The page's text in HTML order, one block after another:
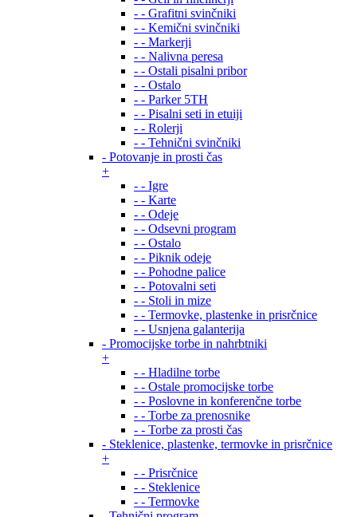
- - Grafitni svinčniki
- - Kemični svinčniki
- - Markerji
- - Nalivna peresa
- - Ostali pisalni pribor
- - Ostalo
- - Parker 5TH
- - Pisalni seti in etuiji
- - Rolerji
- - Tehnični svinčniki
- Potovanje in prosti čas
+
- - Igre
- - Karte
- - Odeje
- - Odsevni program
- - Ostalo
- - Piknik odeje
- - Pohodne palice
- - Potovalni seti
- - Stoli in mize
- - Termovke, plastenke in prisrčnice
- - Usnjena galanterija
- Promocijske torbe in nahrbtniki
+
- - Hladilne torbe
- - Ostale promocijske torbe
- - Poslovne in konferenčne torbe
- - Torbe za prenosnike
- - Torbe za prosti čas
- Steklenice, plastenke, termovke in prisrčnice
+
- - Prisrčnice
- - Steklenice
- - Termovke